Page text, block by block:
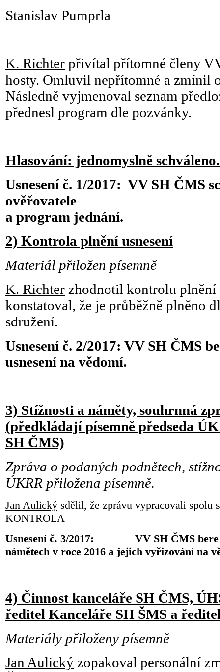
Stanislav Pumprla
K. Richter přivítal přítomné členy
hosty. Omluvil nepřítomné a zmínil
Následně vyjmenoval seznam
přednesl program dle pozvánky.
Hlasování: jednomyslně schváleno.
Usnesení č. 1/2017: VV SH ČMS
ověřovatele
a program jednání.
2) Kontrola plnění usnesení
Materiál přiložen písemně
K. Richter zhodnotil kontrolu plnění
konstatoval, že je průběžně plněno
sdružení.
Usnesení č. 2/2017: VV SH ČMS
usnesení na vědomí.
3) Stížnosti a náměty, souhrnná
(předkládají písemně předseda
SH ČMS)
Zpráva o podaných podnětech,
ÚKRR přiložena písemně.
Jan Aulický sdělil, že zprávu vypracovali spolu
KONTROLA
Usnesení č. 3/2017: VV SH ČMS bere
námětech v roce 2016 a jejich vyřizování na
4) Činnost kanceláře SH ČMS,
ředitel Kanceláře SH ŠMS a
Materiály přiloženy písemně
Jan Aulický zopakoval personální